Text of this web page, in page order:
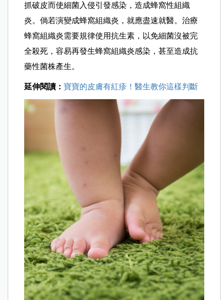
抓破皮而使細菌入侵引發感染，造成蜂窩性組織
炎。倘若演變成蜂窩組織炎，就應盡速就醫。治療
蜂窩組織炎需要規律使用抗生素，以免細菌沒被完
全殺死，容易再發生蜂窩組織炎感染，甚至造成抗
藥性菌株產生。
延伸閱讀：寶寶的皮膚有紅疹！醫生教你這樣判斷